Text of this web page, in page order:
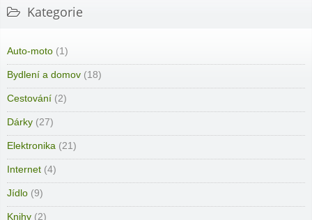
Kategorie
Auto-moto (1)
Bydlení a domov (18)
Cestování (2)
Dárky (27)
Elektronika (21)
Internet (4)
Jídlo (9)
Knihy (2)